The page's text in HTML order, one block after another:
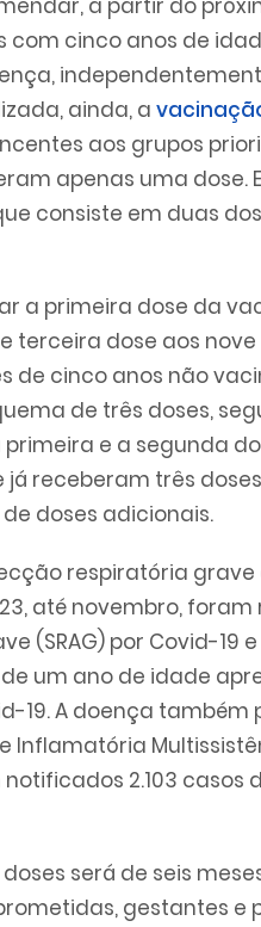
a partir do
cinco anos de
ainda, a
aos grupos
apenas uma dose.
consiste em duas
a primeira dose da
terceira dose aos nove
de cinco anos não
de três doses,
e a segunda
receberam três
doses adicionais.
respiratória grave
até novembro, foram
(SRAG) por Covid-19
um ano de idade
19. A doença
Inflamatória
2.103 casos
será de seis
gestantes e